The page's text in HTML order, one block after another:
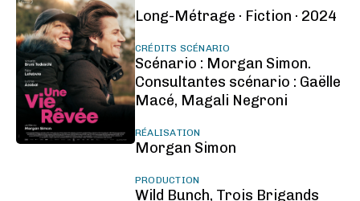
Long-Métrage · Fiction · 2024
CRÉDITS SCÉNARIO
Scénario : Morgan Simon.
Consultantes scénario : Gaëlle
Macé, Magali Negroni
RÉALISATION
Morgan Simon
PRODUCTION
Wild Bunch, Trois Brigands